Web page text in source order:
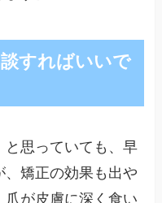
すればいいで
と思っていても、早
矯正の効果も出や
が皮膚に深く食い